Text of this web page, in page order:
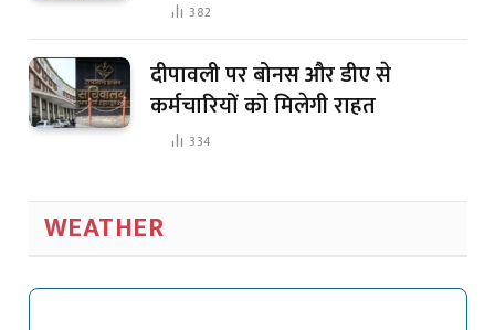
382
दीपावली पर बोनस और डीए से
कर्मचारियों को मिलेगी राहत
334
WEATHER